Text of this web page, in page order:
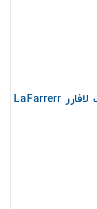
محلول دو فاز پاک کننده آرایش چشم و لب لافارر LaFarrerr